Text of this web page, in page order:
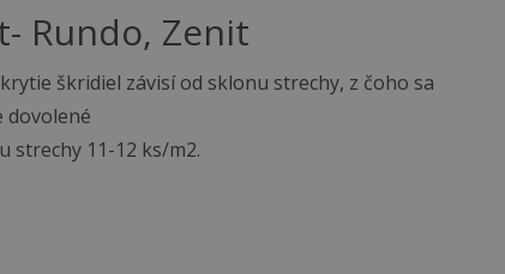
Rundo, Zenit
škridiel závisí od sklonu strechy, z čoho sa
dovolené
strechy 11-12 ks/m2.